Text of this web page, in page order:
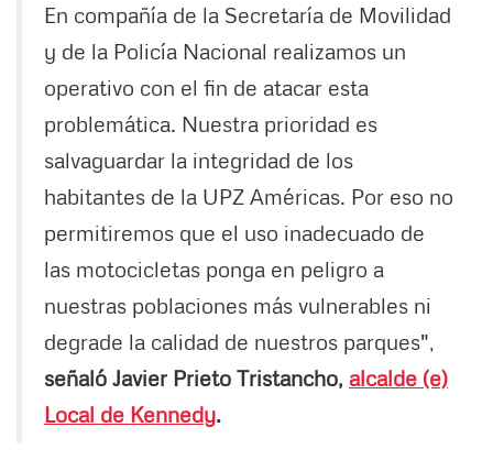
En compañía de la Secretaría de Movilidad
y de la Policía Nacional realizamos un
operativo con el fin de atacar esta
problemática. Nuestra prioridad es
salvaguardar la integridad de los
habitantes de la UPZ Américas. Por eso no
permitiremos que el uso inadecuado de
las motocicletas ponga en peligro a
nuestras poblaciones más vulnerables ni
degrade la calidad de nuestros parques",
señaló Javier Prieto Tristancho, alcalde (e)
Local de Kennedy.